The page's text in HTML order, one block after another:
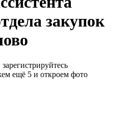
закупок
ещё 5 и откроем фото